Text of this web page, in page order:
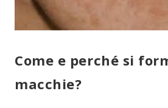
Come e perché si
macchie?